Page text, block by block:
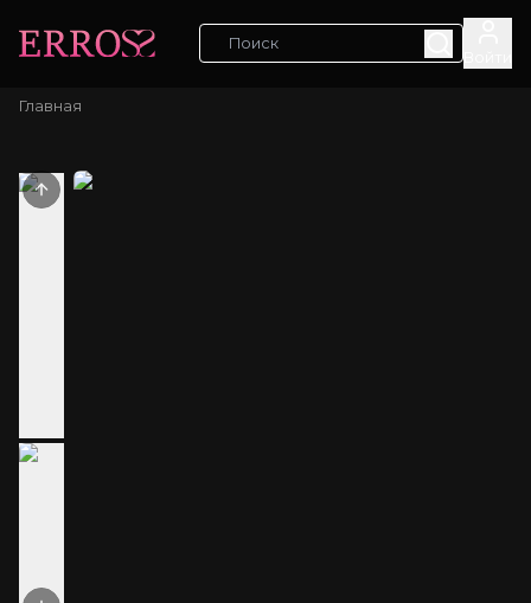
Главная
Previous slide